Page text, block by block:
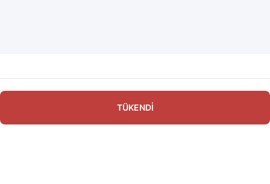
TÜKENDİ